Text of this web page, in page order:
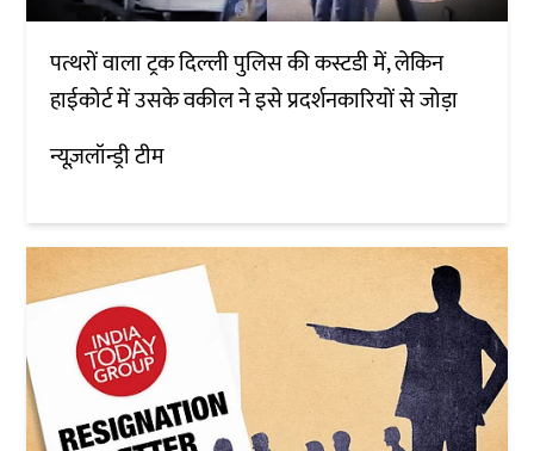
पत्थरों वाला ट्रक दिल्ली पुलिस की कस्टडी में, लेकिन
हाईकोर्ट में उसके वकील ने इसे प्रदर्शनकारियों से जोड़ा
न्यूज़लॉन्ड्री टीम